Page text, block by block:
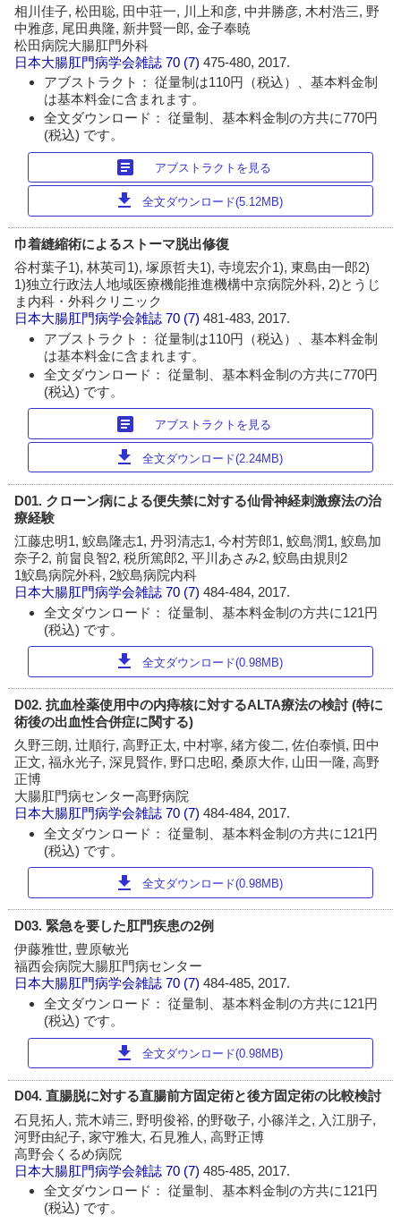
相川佳子, 松田聡, 田中荘一, 川上和彦, 中井勝彦, 木村浩三, 野
中雅彦, 尾田典隆, 新井賢一郎, 金子奉暁
松田病院大腸肛門外科
日本大腸肛門病学会雑誌 70 (7)475-480, 2017.
アブストラクト： 従量制は110円（税込）、基本料金制
は基本料金に含まれます。
全文ダウンロード： 従量制、基本料金制の方共に770円
(税込) です。
article アブストラクトを見る
download 全文ダウンロード(5.12MB)
巾着縫縮術によるストーマ脱出修復
谷村葉子1), 林英司1), 塚原哲夫1), 寺境宏介1), 東島由一郎2)
1)独立行政法人地域医療機能推進機構中京病院外科, 2)とうじ
ま内科・外科クリニック
日本大腸肛門病学会雑誌 70 (7)481-483, 2017.
アブストラクト： 従量制は110円（税込）、基本料金制
は基本料金に含まれます。
全文ダウンロード： 従量制、基本料金制の方共に770円
(税込) です。
article アブストラクトを見る
download 全文ダウンロード(2.24MB)
D01. クローン病による便失禁に対する仙骨神経刺激療法の治
療経験
江藤忠明1, 鮫島隆志1, 丹羽清志1, 今村芳郎1, 鮫島潤1, 鮫島加
奈子2, 前畠良智2, 税所篤郎2, 平川あさみ2, 鮫島由規則2
1鮫島病院外科, 2鮫島病院内科
日本大腸肛門病学会雑誌 70 (7)484-484, 2017.
全文ダウンロード： 従量制、基本料金制の方共に121円
(税込) です。
download 全文ダウンロード(0.98MB)
D02. 抗血栓薬使用中の内痔核に対するALTA療法の検討 (特に
術後の出血性合併症に関する)
久野三朗, 辻順行, 高野正太, 中村寧, 緒方俊二, 佐伯泰愼, 田中
正文, 福永光子, 深見賢作, 野口忠昭, 桑原大作, 山田一隆, 高野
正博
大腸肛門病センター高野病院
日本大腸肛門病学会雑誌 70 (7)484-484, 2017.
全文ダウンロード： 従量制、基本料金制の方共に121円
(税込) です。
download 全文ダウンロード(0.98MB)
D03. 緊急を要した肛門疾患の2例
伊藤雅世, 豊原敏光
福西会病院大腸肛門病センター
日本大腸肛門病学会雑誌 70 (7)484-485, 2017.
全文ダウンロード： 従量制、基本料金制の方共に121円
(税込) です。
download 全文ダウンロード(0.98MB)
D04. 直腸脱に対する直腸前方固定術と後方固定術の比較検討
石見拓人, 荒木靖三, 野明俊裕, 的野敬子, 小篠洋之, 入江朋子,
河野由紀子, 家守雅大, 石見雅人, 高野正博
高野会くるめ病院
日本大腸肛門病学会雑誌 70 (7)485-485, 2017.
全文ダウンロード： 従量制、基本料金制の方共に121円
(税込) です。